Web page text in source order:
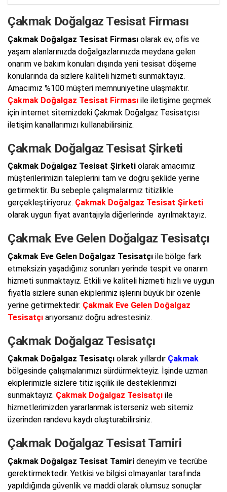
Çakmak Doğalgaz Tesisat Firması
Çakmak Doğalgaz Tesisat Firması olarak ev, ofis ve
yaşam alanlarınızda doğalgazlarınızda meydana gelen
onarım ve bakım konuları dışında yeni tesisat döşeme
konularında da sizlere kaliteli hizmeti sunmaktayız.
Amacımız %100 müşteri memnuniyetine ulaşmaktır.
Çakmak Doğalgaz Tesisat Firması ile iletişime geçmek
için internet sitemizdeki Çakmak Doğalgaz Tesisatçısı
iletişim kanallarımızı kullanabilirsiniz.
Çakmak Doğalgaz Tesisat Şirketi
Çakmak Doğalgaz Tesisat Şirketi olarak amacımız
müşterilerimizin taleplerini tam ve doğru şeklide yerine
getirmektir. Bu sebeple çalışmalarımız titizlikle
gerçekleştiriyoruz. Çakmak Doğalgaz Tesisat Şirketi
olarak uygun fiyat avantajıyla diğerlerinde ayrılmaktayız.
Çakmak Eve Gelen Doğalgaz Tesisatçı
Çakmak Eve Gelen Doğalgaz Tesisatçı ile bölge fark
etmeksizin yaşadığınız sorunları yerinde tespit ve onarım
hizmeti sunmaktayız. Etkili ve kaliteli hizmeti hızlı ve uygun
fiyatla sizlere sunan ekiplerimiz işlerini büyük bir özenle
yerine getirmektedir. Çakmak Eve Gelen Doğalgaz
Tesisatçı arıyorsanız doğru adrestesiniz.
Çakmak Doğalgaz Tesisatçı
Çakmak Doğalgaz Tesisatçı olarak yıllardır Çakmak
bölgesinde çalışmalarımızı sürdürmekteyiz. İşinde uzman
ekiplerimizle sizlere titiz işçilik ile desteklerimizi
sunmaktayız. Çakmak Doğalgaz Tesisatçı ile
hizmetlerimizden yararlanmak isterseniz web sitemiz
üzerinden randevu kaydı oluşturabilirsiniz.
Çakmak Doğalgaz Tesisat Tamiri
Çakmak Doğalgaz Tesisat Tamiri deneyim ve tecrübe
gerektirmektedir. Yetkisi ve bilgisi olmayanlar tarafında
yapıldığında güvenlik ve maddi olarak olumsuz sonuçlar